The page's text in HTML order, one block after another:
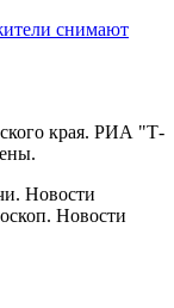
снимают
края. РИА "Т-
Новости
Новости